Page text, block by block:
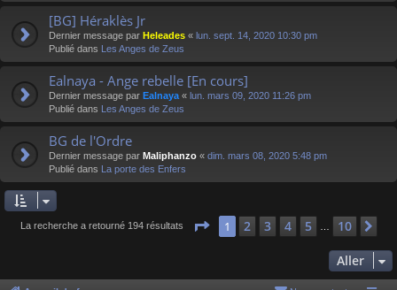
[BG] Héraklès Jr
Dernier message par Heleades « lun. sept. 14, 2020 10:30 pm
Publié dans Les Anges de Zeus
Ealnaya - Ange rebelle [En cours]
Dernier message par Ealnaya « lun. mars 09, 2020 11:26 pm
Publié dans Les Anges de Zeus
BG de l'Ordre
Dernier message par Maliphanzo « dim. mars 08, 2020 5:48 pm
Publié dans La porte des Enfers
La recherche a retourné 194 résultats Page 1sur 10
1 2 3 4 5 10
Aller